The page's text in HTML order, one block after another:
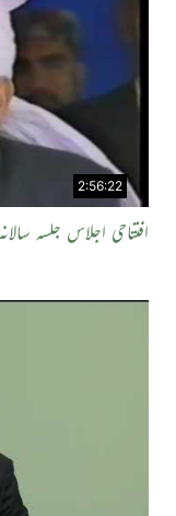
2:56:22
افتتاحی اجلاس جلسہ سالانہ